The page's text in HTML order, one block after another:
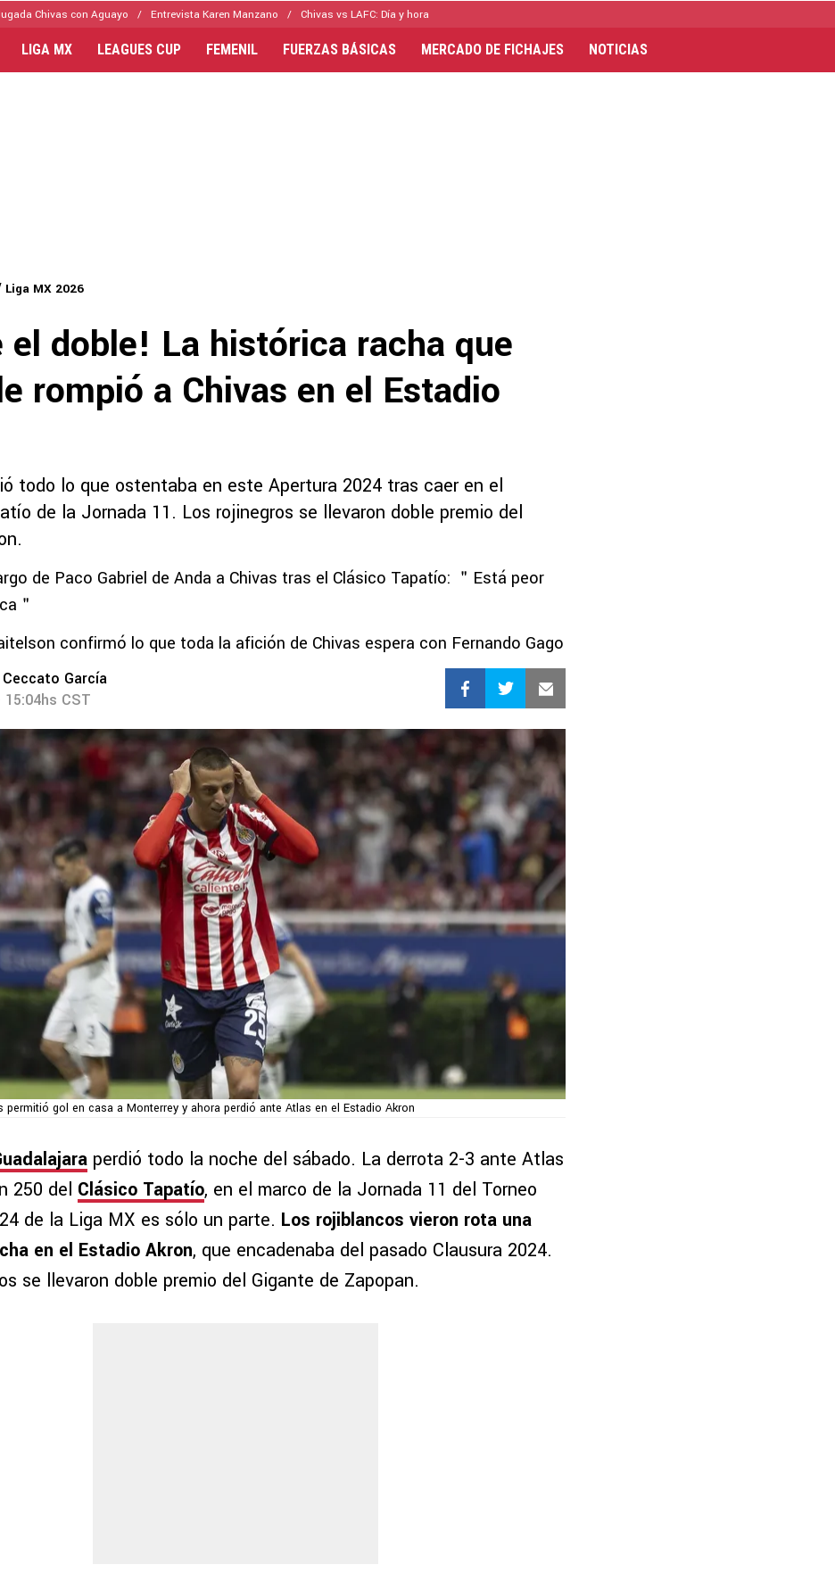
Chivas con Aguayo Entrevista Karen Manzano Chivas vs LAFC: Día y hora
LIGA MX LEAGUES CUP FEMENIL FUERZAS BÁSICAS MERCADO DE FICHAJES NOTICIAS
Liga MX 2026
el doble! La histórica racha que
rompió a Chivas en el Estadio
todo lo que ostentaba en este Apertura 2024 tras caer en el
de la Jornada 11. Los rojinegros se llevaron doble premio del
de Paco Gabriel de Anda a Chivas tras el Clásico Tapatío: ＂Está peor
＂
confirmó lo que toda la afición de Chivas espera con Fernando Gago
García
CST
permitió gol en casa a Monterrey y ahora perdió ante Atlas en el Estadio Akron
perdió todo la noche del sábado. La derrota 2-3 ante Atlas
250 del Clásico Tapatío, en el marco de la Jornada 11 del Torneo
de la Liga MX es sólo un parte. Los rojiblancos vieron rota una
en el Estadio Akron, que encadenaba del pasado Clausura 2024.
se llevaron doble premio del Gigante de Zapopan.